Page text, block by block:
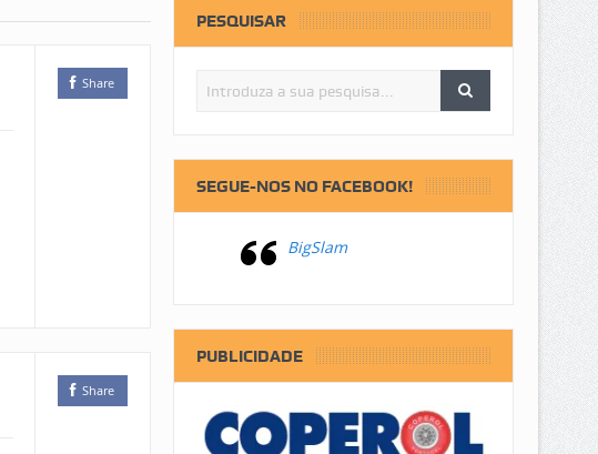
Share
Share
PESQUISAR
SEGUE-NOS NO FACEBOOK!
BigSlam
PUBLICIDADE